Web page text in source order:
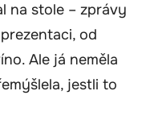
na stole – zprávy
od
Ale já neměla
jestli to